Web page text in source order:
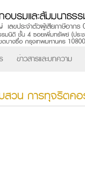
ข่าวสารและบทความ
สวน การทุจริต